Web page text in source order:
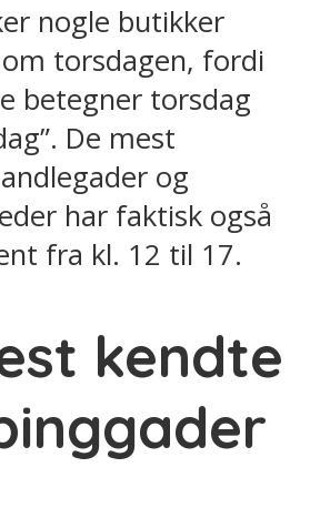
nogle butikker
torsdagen, fordi
betegner torsdag
De mest
og
har faktisk også
fra kl. 12 til 17.
kendte